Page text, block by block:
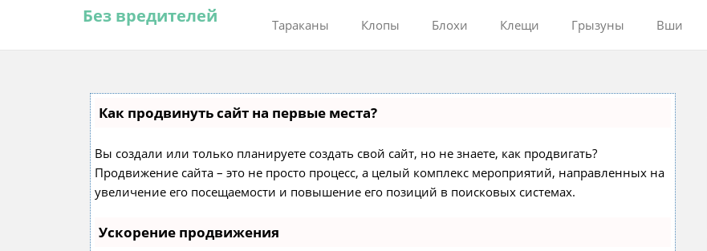
Без вредителей Тараканы Клопы Блохи Клещи Грызуны Вши
Как продвинуть сайт на первые места?
Вы создали или только планируете создать свой сайт, но не знаете, как продвигать?
Продвижение сайта – это не просто процесс, а целый комплекс мероприятий, направленных на
увеличение его посещаемости и повышение его позиций в поисковых системах.
Ускорение продвижения